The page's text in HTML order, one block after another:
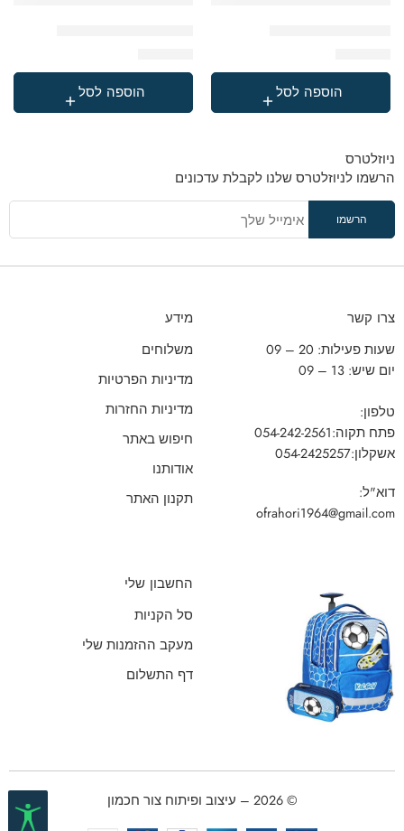
הוספה לסל הוספה לסל
ניוזלטרס
הרשמו לניוזלטרס שלנו לקבלת עדכונים
צרו קשר
שעות פעילות: 20 – 09
יום שיש: 13 – 09
טלפון:
פתח תקוה:054-242-2561
אשקלון:054-2425257
דוא"ל:
ofrahori1964@gmail.com
מידע
משלוחים
מדיניות הפרטיות
מדיניות החזרות
חיפוש באתר
אודותנו
תקנון האתר
החשבון שלי
סל הקניות
מעקב ההזמנות שלי
דף התשלום
© 2026 – עיצוב ופיתוח צור חכמון